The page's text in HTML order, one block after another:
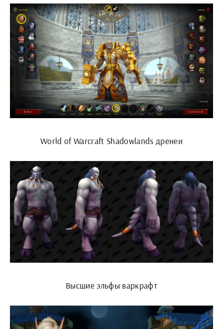
World of Warcraft Shadowlands дренеи
Высшие эльфы варкрафт